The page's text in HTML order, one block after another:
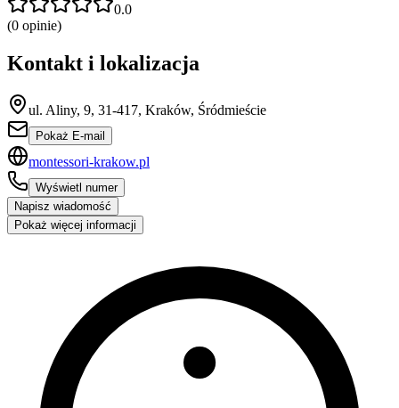
0.0
(0 opinie)
Kontakt i lokalizacja
ul. Aliny, 9, 31-417, Kraków, Śródmieście
Pokaż E-mail
montessori-krakow.pl
Wyświetl numer
Napisz wiadomość
Pokaż więcej informacji